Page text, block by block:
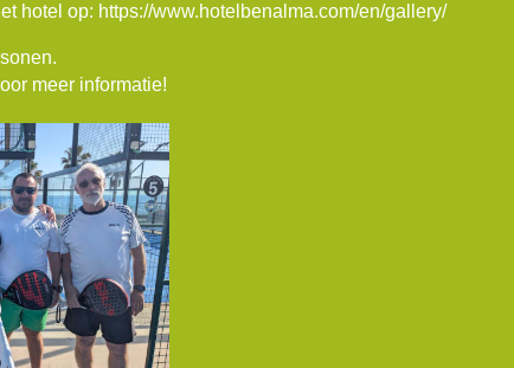
hotel op: https://www.hotelbenalma.com/en/gallery/
meer informatie!